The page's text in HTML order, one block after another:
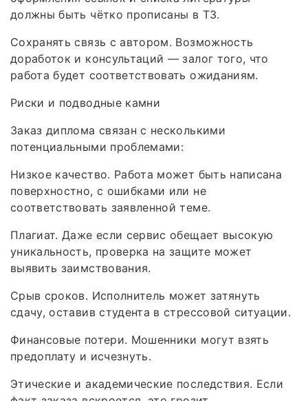
должны быть чётко прописаны в ТЗ.
Сохранять связь с автором. Возможность
доработок и консультаций — залог того, что
работа будет соответствовать ожиданиям.
Риски и подводные камни
Заказ диплома связан с несколькими
потенциальными проблемами:
Низкое качество. Работа может быть написана
поверхностно, с ошибками или не
соответствовать заявленной теме.
Плагиат. Даже если сервис обещает высокую
уникальность, проверка на защите может
выявить заимствования.
Срыв сроков. Исполнитель может затянуть
сдачу, оставив студента в стрессовой ситуации.
Финансовые потери. Мошенники могут взять
предоплату и исчезнуть.
Этические и академические последствия. Если